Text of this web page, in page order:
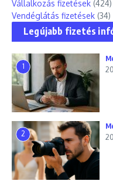
Vállalkozás fizetések (424)
Vendéglátás fizetések (34)
Legújabb fizetés
1
2